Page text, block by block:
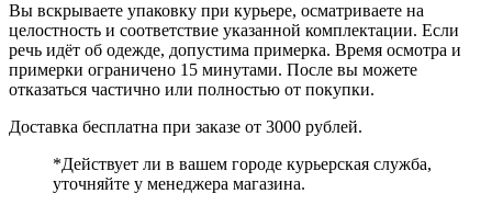
Вы вскрываете упаковку при курьере, осматриваете на
целостность и соответствие указанной комплектации. Если
речь идёт об одежде, допустима примерка. Время осмотра и
примерки ограничено 15 минутами. После вы можете
отказаться частично или полностью от покупки.
Доставка бесплатна при заказе от 3000 рублей.
*Действует ли в вашем городе курьерская служба,
уточняйте у менеджера магазина.